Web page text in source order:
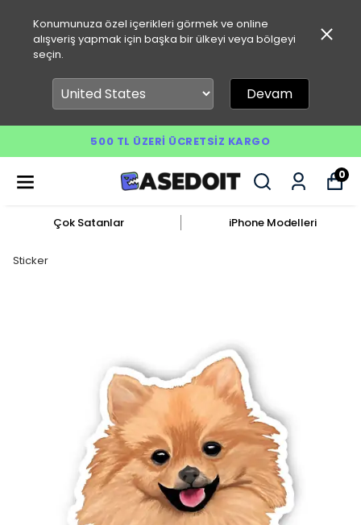
Konumunuza özel içerikleri görmek ve online
alışveriş yapmak için başka bir ülkeyi veya bölgeyi
seçin.
Devam
500 TL ÜZERI ÜCRETSIZ KARGO
0
Çok Satanlar iPhone Modelleri
Sticker